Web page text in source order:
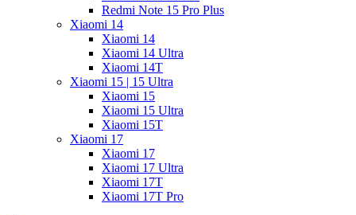
Redmi Note 15 Pro Plus
Xiaomi 14
Xiaomi 14
Xiaomi 14 Ultra
Xiaomi 14T
Xiaomi 15 | 15 Ultra
Xiaomi 15
Xiaomi 15 Ultra
Xiaomi 15T
Xiaomi 17
Xiaomi 17
Xiaomi 17 Ultra
Xiaomi 17T
Xiaomi 17T Pro